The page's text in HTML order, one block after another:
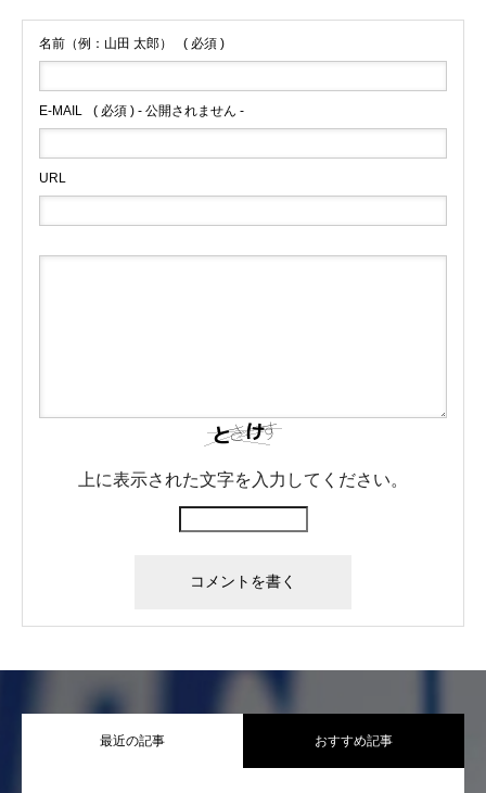
ホーム
女性ドライバーの1日に密着
名前（例：山田 太郎） ( 必須 )
E-MAIL ( 必須 ) - 公開されません -
URL
上に表示された文字を入力してください。
最近の記事 おすすめ記事